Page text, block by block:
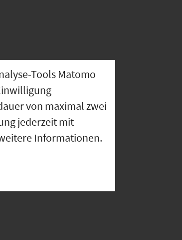
Tools Matomo
von maximal zwei
jederzeit mit
Informationen.